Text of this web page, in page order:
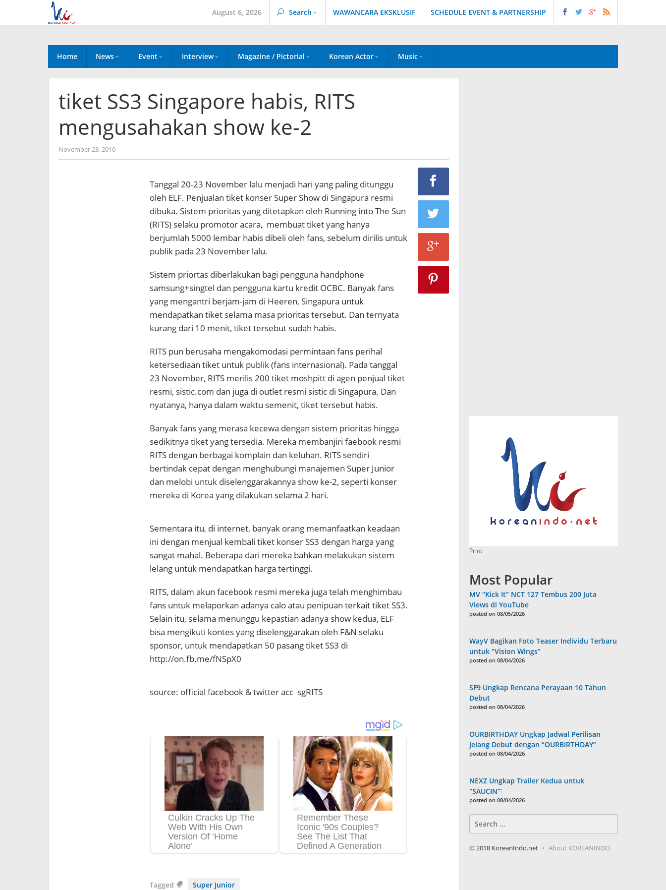
content
August 6, 2026 Search WAWANCARA EKSKLUSIF SCHEDULE EVENT & PARTNERSHIP
Home News Event Interview Magazine / Pictorial Korean Actor Music
tiket SS3 Singapore habis, RITS
mengusahakan show ke-2
November 23, 2010by
Koreanindo
Tanggal 20-23 November lalu menjadi hari yang paling ditunggu
oleh ELF. Penjualan tiket konser Super Show di Singapura resmi
dibuka. Sistem prioritas yang ditetapkan oleh Running into The Sun
(RITS) selaku promotor acara, membuat tiket yang hanya
berjumlah 5000 lembar habis dibeli oleh fans, sebelum dirilis untuk
publik pada 23 November lalu.
Sistem priortas diberlakukan bagi pengguna handphone
samsung+singtel dan pengguna kartu kredit OCBC. Banyak fans
yang mengantri berjam-jam di Heeren, Singapura untuk
mendapatkan tiket selama masa prioritas tersebut. Dan ternyata
kurang dari 10 menit, tiket tersebut sudah habis.
RITS pun berusaha mengakomodasi permintaan fans perihal
ketersediaan tiket untuk publik (fans internasional). Pada tanggal
23 November, RITS merilis 200 tiket moshpitt di agen penjual tiket
resmi, sistic.com dan juga di outlet resmi sistic di Singapura. Dan
nyatanya, hanya dalam waktu semenit, tiket tersebut habis.
Banyak fans yang merasa kecewa dengan sistem prioritas hingga
sedikitnya tiket yang tersedia. Mereka membanjiri faebook resmi
RITS dengan berbagai komplain dan keluhan. RITS sendiri
bertindak cepat dengan menghubungi manajemen Super Junior
dan melobi untuk diselenggarakannya show ke-2, seperti konser
mereka di Korea yang dilakukan selama 2 hari.
Sementara itu, di internet, banyak orang memanfaatkan keadaan
ini dengan menjual kembali tiket konser SS3 dengan harga yang
sangat mahal. Beberapa dari mereka bahkan melakukan sistem
lelang untuk mendapatkan harga tertinggi.
RITS, dalam akun facebook resmi mereka juga telah menghimbau
fans untuk melaporkan adanya calo atau penipuan terkait tiket SS3.
Selain itu, selama menunggu kepastian adanya show kedua, ELF
bisa mengikuti kontes yang diselenggarakan oleh F&N selaku
sponsor, untuk mendapatkan 50 pasang tiket SS3 di
http://on.fb.me/fNSpX0
source: official facebook & twitter acc sgRITS
Tagged Super Junior
Print
Most Popular
MV “Kick It” NCT 127 Tembus 200 Juta
Views di YouTube
posted on 08/05/2026
WayV Bagikan Foto Teaser Individu Terbaru
untuk “Vision Wings”
posted on 08/04/2026
SF9 Ungkap Rencana Perayaan 10 Tahun
Debut
posted on 08/04/2026
OURBIRTHDAY Ungkap Jadwal Perilisan
Jelang Debut dengan “OURBIRTHDAY”
posted on 08/04/2026
NEXZ Ungkap Trailer Kedua untuk
“SAUCIN’”
posted on 08/04/2026
for:
© 2018 KoreanIndo.net About KOREANINDO